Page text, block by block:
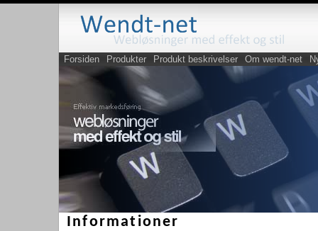
Forsiden Produkter Produkt beskrivelser Om wendt-net
Informationer